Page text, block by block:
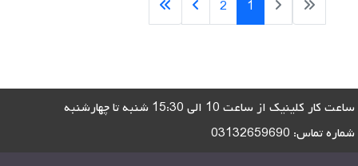
1
2
ساعت کار کلینیک از ساعت 10 الی 15:30 شنبه تا چهارشنبه
شماره تماس: 03132659690